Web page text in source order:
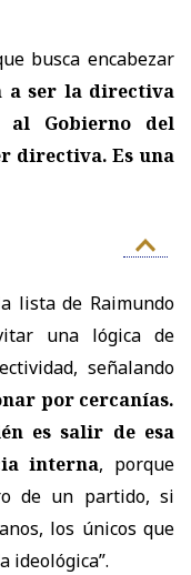
busca encabezar
a ser la directiva
Gobierno del
directiva. Es una
lista de Raimundo
una lógica de
señalando
por cercanías.
es salir de esa
interna, porque
de un partido, si
los únicos que
ideológica”.